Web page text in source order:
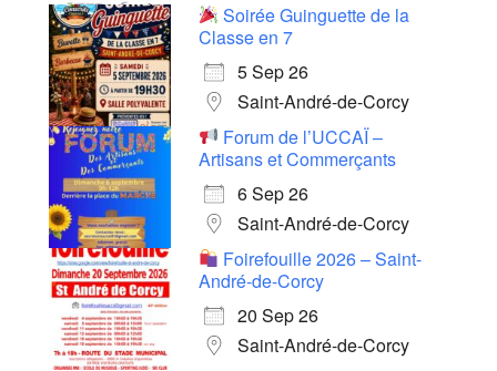
Soirée Guinguette de la
Classe en 7
5 Sep 26
Saint-André-de-Corcy
Forum de l’UCCAÏ –
Artisans et Commerçants
6 Sep 26
Saint-André-de-Corcy
Foirefouille 2026 – Saint-
André-de-Corcy
20 Sep 26
Saint-André-de-Corcy